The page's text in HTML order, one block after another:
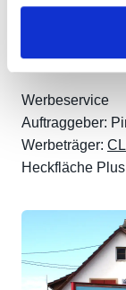
Pinot
Werbeservice
Auftraggeber:
Werbeträger:
Heckfläche Plus